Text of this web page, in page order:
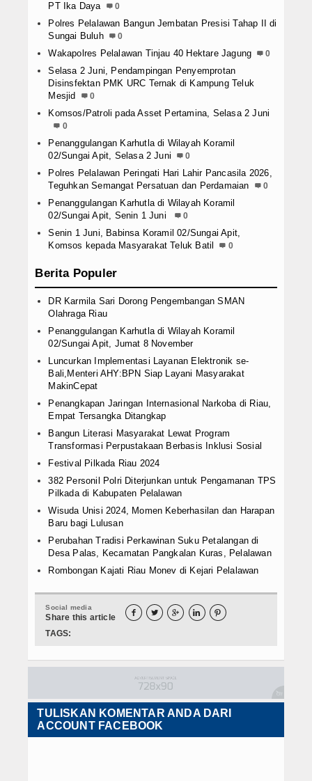
PT Ika Daya
0
Polres Pelalawan Bangun Jembatan Presisi Tahap II di
Sungai Buluh
0
Wakapolres Pelalawan Tinjau 40 Hektare Jagung 0
Selasa 2 Juni, Pendampingan Penyemprotan
Disinsfektan PMK URC Ternak di Kampung Teluk
Mesjid
0
Komsos/Patroli pada Asset Pertamina, Selasa 2 Juni
0
Penanggulangan Karhutla di Wilayah Koramil
02/Sungai Apit, Selasa 2 Juni
0
Polres Pelalawan Peringati Hari Lahir Pancasila 2026,
Teguhkan Semangat Persatuan dan Perdamaian
0
Penanggulangan Karhutla di Wilayah Koramil
02/Sungai Apit, Senin 1 Juni
0
Senin 1 Juni, Babinsa Koramil 02/Sungai Apit,
Komsos kepada Masyarakat Teluk Batil
0
Berita Populer
DR Karmila Sari Dorong Pengembangan SMAN
Olahraga Riau
Penanggulangan Karhutla di Wilayah Koramil
02/Sungai Apit, Jumat 8 November
Luncurkan Implementasi Layanan Elektronik se-
Bali,Menteri AHY:BPN Siap Layani Masyarakat
MakinCepat
Penangkapan Jaringan Internasional Narkoba di Riau,
Empat Tersangka Ditangkap
Bangun Literasi Masyarakat Lewat Program
Transformasi Perpustakaan Berbasis Inklusi Sosial
Festival Pilkada Riau 2024
382 Personil Polri Diterjunkan untuk Pengamanan TPS
Pilkada di Kabupaten Pelalawan
Wisuda Unisi 2024, Momen Keberhasilan dan Harapan
Baru bagi Lulusan
Perubahan Tradisi Perkawinan Suku Petalangan di
Desa Palas, Kecamatan Pangkalan Kuras, Pelalawan
Rombongan Kajati Riau Monev di Kejari Pelalawan
Social media
Share this article     
TAGS:
TULISKAN KOMENTAR ANDA DARI
ACCOUNT FACEBOOK